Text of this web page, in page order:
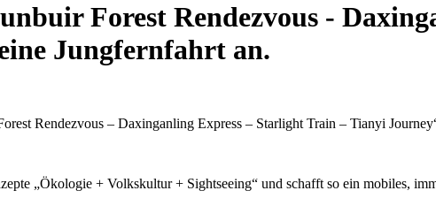
Forest Rendezvous -
Jungfernfahrt an.
Rendezvous – Daxinganling Express – Starlight Train – Tianyi
„Ökologie + Volkskultur + Sightseeing“ und schafft so ein mobiles,